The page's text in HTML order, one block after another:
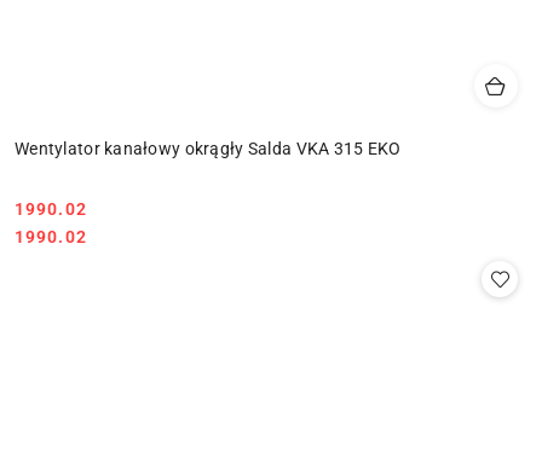
Wentylator kanałowy okrągły Salda VKA 315 EKO
Cena:
1990.02
Cena:
1990.02